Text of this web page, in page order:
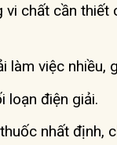
vi chất cần thiết
làm việc
loạn điện giải.
nhất định,